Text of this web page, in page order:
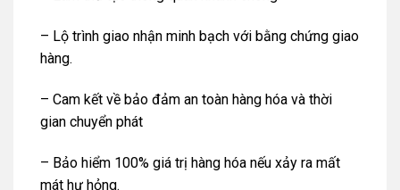
– Lộ trình giao nhận minh bạch với bằng chứng giao
hàng.
– Cam kết về bảo đảm an toàn hàng hóa và thời
gian chuyển phát
– Bảo hiểm 100% giá trị hàng hóa nếu xảy ra mất
mát hư hỏng.